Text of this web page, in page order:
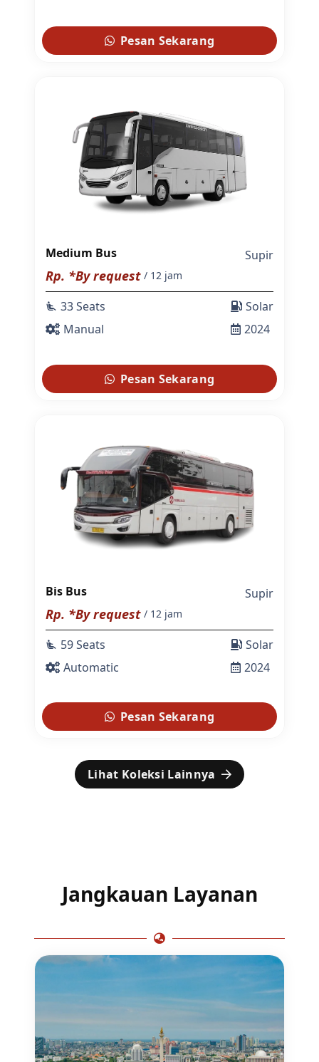
Pesan Sekarang
Medium Bus Supir
Rp. *By request / 12 jam
airline_seat_recline_extra 33 Seats
Manual
Solar
2024
Pesan Sekarang
Bis Bus Supir
Rp. *By request / 12 jam
airline_seat_recline_extra 59 Seats
Automatic
Solar
2024
Pesan Sekarang
Lihat Koleksi Lainnya
Jangkauan Layanan